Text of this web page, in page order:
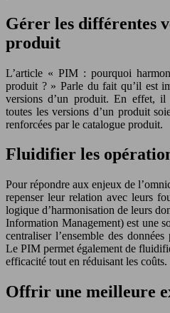
Gérer les différentes
produit
L’article « PIM : pourquoi
produit ? » Parle du fait qu’il est
versions d’un produit. En effet, il
toutes les versions d’un produit
renforcées par le catalogue produit.
Fluidifier les
Pour répondre aux enjeux de
repenser leur relation avec leurs
logique d’harmonisation de leurs
Information Management) est une
centraliser l’ensemble des
Le PIM permet également de
efficacité tout en réduisant les coûts.
Offrir une meilleure